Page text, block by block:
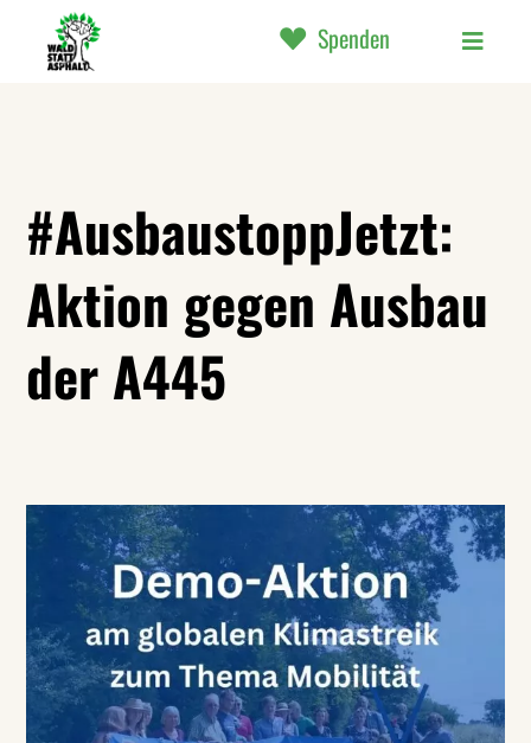
Spenden
#AusbaustoppJetzt:
Aktion gegen Ausbau
der A445